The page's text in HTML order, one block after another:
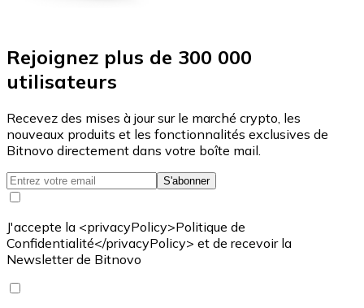
Rejoignez plus de 300 000
utilisateurs
Recevez des mises à jour sur le marché crypto, les
nouveaux produits et les fonctionnalités exclusives de
Bitnovo directement dans votre boîte mail.
S'abonner
J'accepte la <privacyPolicy>Politique de
Confidentialité</privacyPolicy> et de recevoir la
Newsletter de Bitnovo